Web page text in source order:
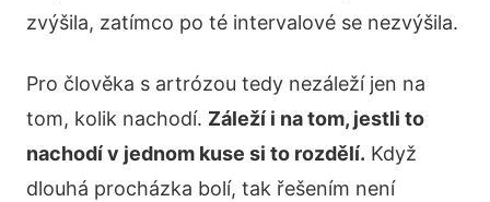
zvýšila, zatímco po té intervalové se nezvýšila.
Pro člověka s artrózou tedy nezáleží jen na
tom, kolik nachodí. Záleží i na tom, jestli to
nachodí v jednom kuse si to rozdělí. Když
dlouhá procházka bolí, tak řešením není